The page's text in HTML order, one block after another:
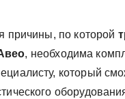
причины, по которой
, необходима
который